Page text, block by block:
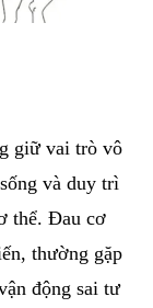
giữ vai trò vô
và duy trì
thể. Đau cơ
thường gặp
động sai tư